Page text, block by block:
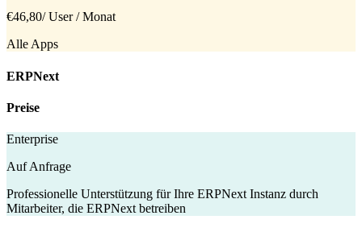
€46,80/ User / Monat
Alle Apps
ERPNext
Preise
Enterprise
Auf Anfrage
Professionelle Unterstützung für Ihre ERPNext Instanz durch
Mitarbeiter, die ERPNext betreiben